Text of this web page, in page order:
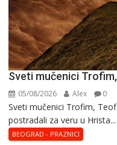
Sveti mučenici
05/08/2026 Alex 0
Sveti mučenici Trofim,
postradali za veru u Hrista...
BEOGRAD - PRAZNICI